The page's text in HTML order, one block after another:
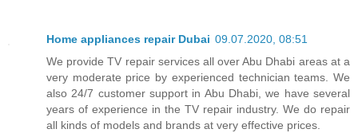
Home appliances repair Dubai 09.07.2020, 08:51
We provide TV repair services all over Abu Dhabi areas at a
very moderate price by experienced technician teams. We
also 24/7 customer support in Abu Dhabi, we have several
years of experience in the TV repair industry. We do repair
all kinds of models and brands at very effective prices.